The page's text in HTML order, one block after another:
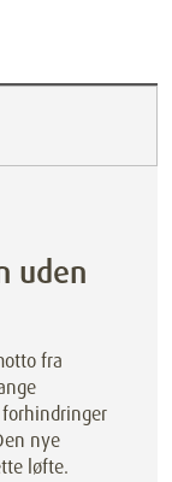
uden
fra
nye
løfte.